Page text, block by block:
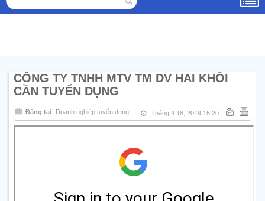
CÔNG TY TNHH MTV TM DV HAI KHÔI
CẦN TUYỂN DỤNG
Đăng tại Doanh nghiệp tuyển dụng Tháng 4 18, 2019 15:20